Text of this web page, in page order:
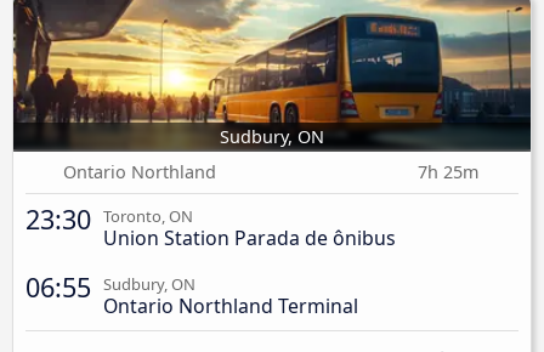
Sudbury, ON
Ontario Northland
7h 25m
23:30 Toronto, ON
Union Station Parada de ônibus
06:55 Sudbury, ON
Ontario Northland Terminal